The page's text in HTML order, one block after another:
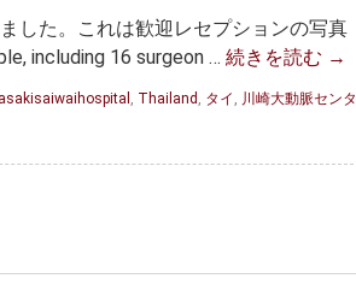
した。これは歓迎レセプションの写真
including 16 surgeon … 続きを読む →
, Thailand , タイ , 川崎大動脈センタ